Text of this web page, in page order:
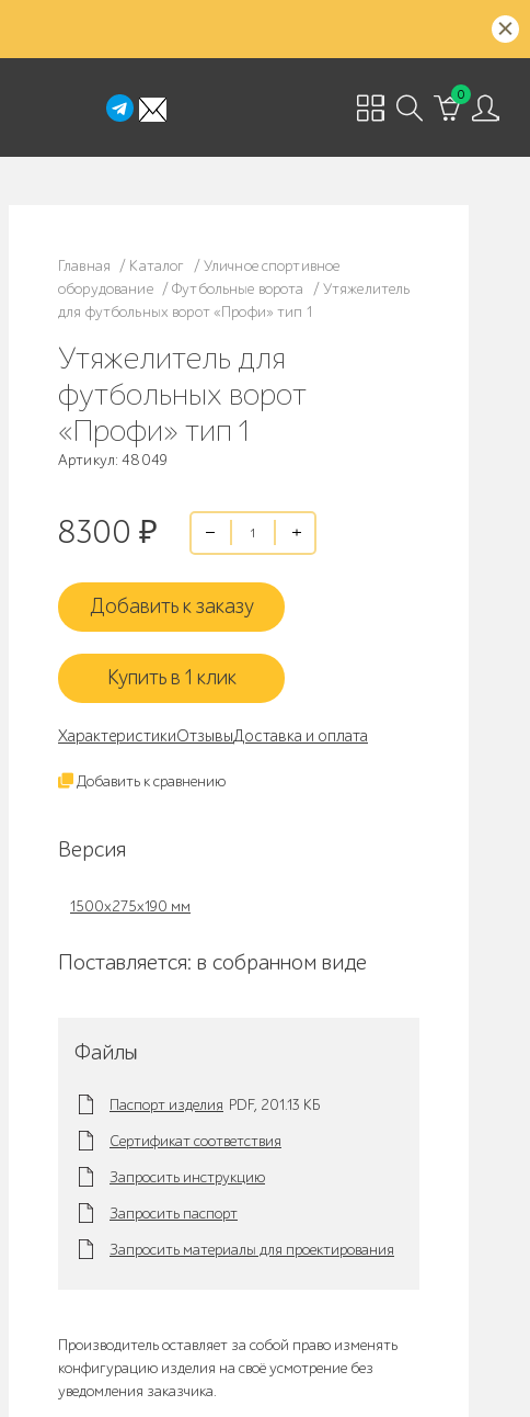
0
Главная / Каталог /Уличное спортивное
оборудование /Футбольные ворота /Утяжелитель
для футбольных ворот «Профи» тип 1
Утяжелитель для
футбольных ворот
«Профи» тип 1
Артикул: 48049
8300 ₽
Добавить к заказу
Купить в 1 клик
ХарактеристикиОтзывыДоставка и оплата
Добавить к сравнению
Версия
1500х275х190 мм
Поставляется: в собранном виде
Файлы
Паспорт изделия PDF, 201.13 KБ
Сертификат соответствия
Запросить инструкцию
Запросить паспорт
Запросить материалы для проектирования
Производитель оставляет за собой право изменять
конфигурацию изделия на своё усмотрение без
уведомления заказчика.